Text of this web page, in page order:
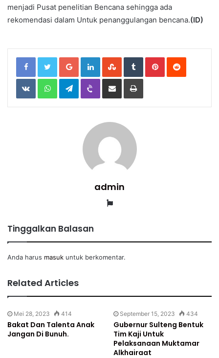
menjadi Pusat penelitian Bencana sehingga ada
rekomendasi dalam Untuk penanggulangan bencana.(ID)
Google+LinkedInStumbleUpon
TumblrPinterestReddit
VKontakteWhatsAppTelegramViber Share
Email
Print
admin
Website
Tinggalkan Balasan
Anda harus masuk untuk berkomentar.
Related Articles
Mei 28, 2023 414
Bakat Dan Talenta Anak
Jangan Di Bunuh.
September 15, 2023 434
Gubernur Sulteng Bentuk
Tim Kaji Untuk
Pelaksanaan Muktamar
Alkhairaat